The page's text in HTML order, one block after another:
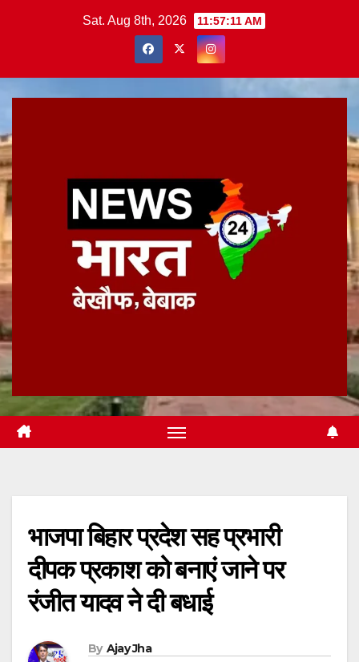
Sat. Aug 8th, 2026 11:57:12 AM
भाजपा बिहार प्रदेश सह प्रभारी
दीपक प्रकाश को बनाएं जाने पर
रंजीत यादव ने दी बधाई
By Ajay Jha